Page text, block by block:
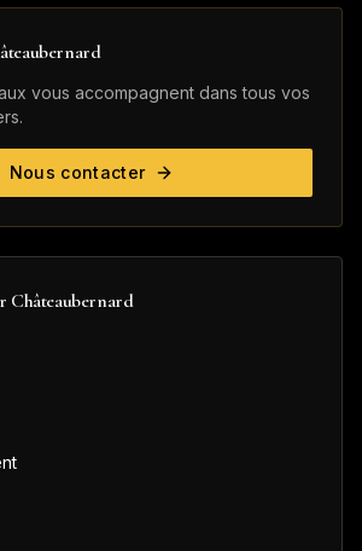
vous accompagnent dans tous vos
Nous contacter
Châteaubernard